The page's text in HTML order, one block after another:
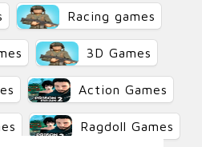
Racing games
3D Games
Action Games
Ragdoll Games